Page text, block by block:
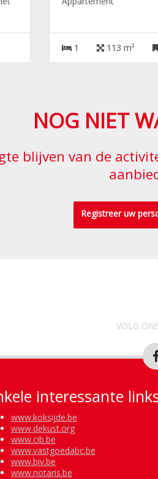
1 113 m²
NOG NIET
blijven van de
Registreer uw
VOLG
interessante
www.koksijde.be
www.dekust.org
www.cib.be
www.vastgoedabc.be
www.biv.be
www.notaris.be